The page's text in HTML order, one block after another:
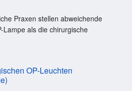
Praxen stellen abweichende
Lampe als die chirurgische
OP-Leuchten